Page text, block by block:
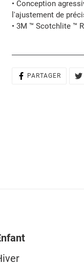
• Conception
l'ajustement de
• 3M ™ Scotchlite ™
PARTAGER
PARTAGER